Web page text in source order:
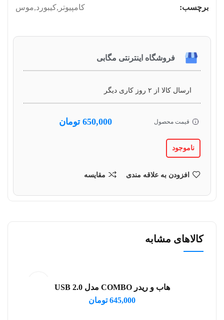
برچسب: کامپیوتر ,کیبورد,موس
فروشگاه اینترنتی مگابی
ارسال کالا از ۲ روز کاری دیگر
قیمت محصول 650,000 تومان
ناموجود
افزودن به علاقه مندی مقایسه
کالاهای مشابه
افزودن به سبد خریدهاب و ریدر COMBO مدل USB 2.0
645,000 تومان